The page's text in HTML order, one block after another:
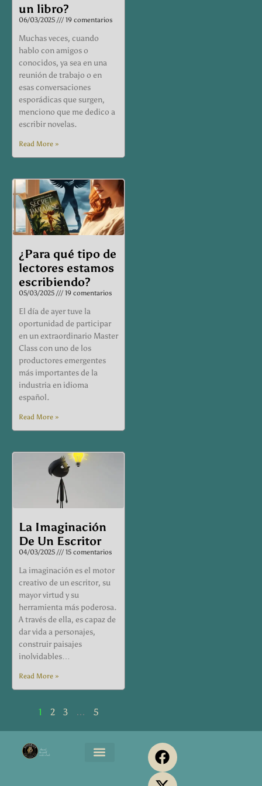
un libro?
06/03/2025 19 comentarios
Muchas veces, cuando
hablo con amigos o
conocidos, ya sea en una
reunión de trabajo o en
esas conversaciones
esporádicas que surgen,
menciono que me dedico a
escribir novelas.
Read More »
¿Para qué tipo de
lectores estamos
escribiendo?
05/03/2025 19 comentarios
El día de ayer tuve la
oportunidad de participar
en un extraordinario Master
Class con uno de los
productores emergentes
más importantes de la
industria en idioma
español.
Read More »
La Imaginación
De Un Escritor
04/03/2025 15 comentarios
La imaginación es el motor
creativo de un escritor, su
mayor virtud y su
herramienta más poderosa.
A través de ella, es capaz de
dar vida a personajes,
construir paisajes
inolvidables…
Read More »
1 2 3 … 5
F
a
c
X
-
t
Y
o
u
P
i
n
I
n
s